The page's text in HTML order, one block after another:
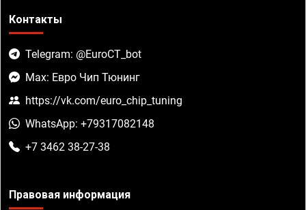
Контакты
Telegram: @EuroCT_bot
Max: Евро Чип Тюнинг
https://vk.com/euro_chip_tuning
WhatsApp: +79317082148
+7 3462 38-27-38
Правовая информация